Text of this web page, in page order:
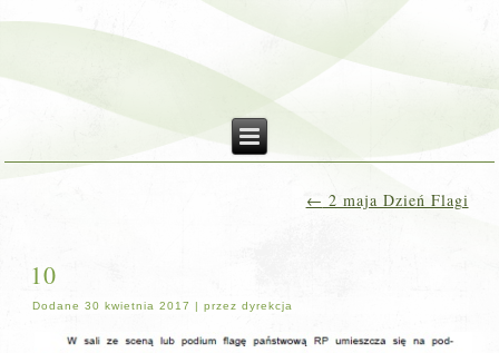
← 2 maja Dzień Flagi
10
Dodane 30 kwietnia 2017 |przez dyrekcja